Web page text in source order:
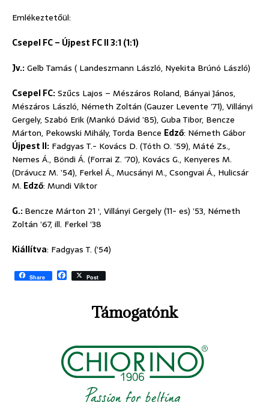
Emlékeztetőül:
Csepel FC – Újpest FC II 3:1 (1:1)
Jv.:Gelb Tamás ( Landeszmann László, Nyekita Brúnó László)
Csepel FC:Szűcs Lajos – Mészáros Roland, Bányai János,
Mészáros László, Németh Zoltán (Gauzer Levente ’71), Villányi
Gergely, Szabó Erik (Mankó Dávid ’85), Guba Tibor, Bencze
Márton, Pekowski Mihály, Torda Bence Edző: Németh Gábor
Újpest II: Fadgyas T.- Kovács D. (Tóth O. ’59), Máté Zs.,
Nemes Á., Böndi Á. (Forrai Z. ’70), Kovács G., Kenyeres M.
(Drávucz M. ’54), Ferkel Á., Mucsányi M., Csongvai Á., Hulicsár
M. Edző: Mundi Viktor
G.:Bencze Márton 21 ‘, Villányi Gergely (11- es) ’53, Németh
Zoltán ’67, ill. Ferkel ’38
Kiállítva: Fadgyas T. (’54)
Share F
a
k
Post
Támogatónk